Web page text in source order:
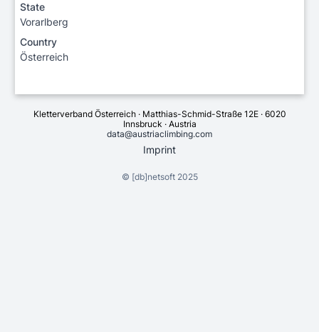
State
Vorarlberg
Country
Österreich
Kletterverband Österreich · Matthias-Schmid-Straße 12E · 6020
Innsbruck · Austria
data@austriaclimbing.com
Imprint
© [db]netsoft2025